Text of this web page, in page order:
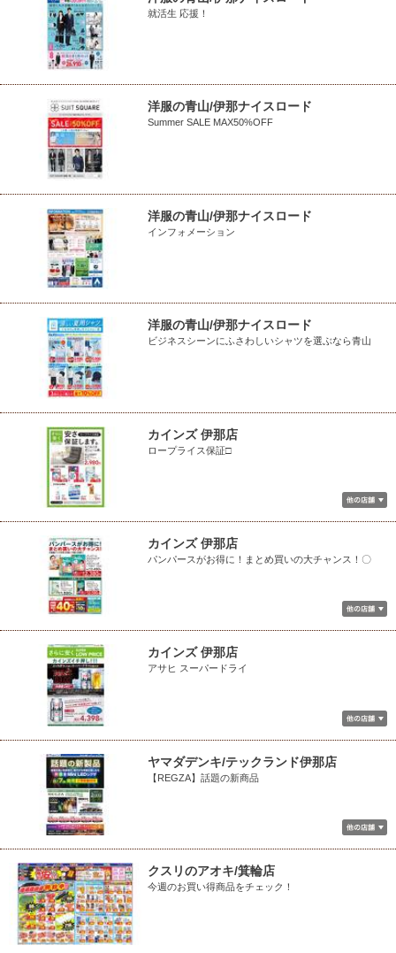
就活生 応援！
洋服の青山/伊那ナイスロード
Summer SALE MAX50%OFF
洋服の青山/伊那ナイスロード
インフォメーション
洋服の青山/伊那ナイスロード
ビジネスシーンにふさわしいシャツを選ぶなら青山
カインズ 伊那店
ロープライス保証□
カインズ 伊那店
パンパースがお得に！まとめ買いの大チャンス！〇
カインズ 伊那店
アサヒ スーパードライ
ヤマダデンキ/テックランド伊那店
【REGZA】話題の新商品
クスリのアオキ/箕輪店
今週のお買い得商品をチェック！